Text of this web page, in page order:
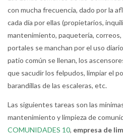
con mucha frecuencia, dado por la
cada día por ellas (propietarios,
mantenimiento, paquetería,
portales se manchan por el uso
patio común se llenan, los
que sacudir los felpudos, limpiar el
barandillas de las escaleras, etc.
Las siguientes tareas son las
mantenimiento y limpieza de
COMUNIDADES 10, empresa de